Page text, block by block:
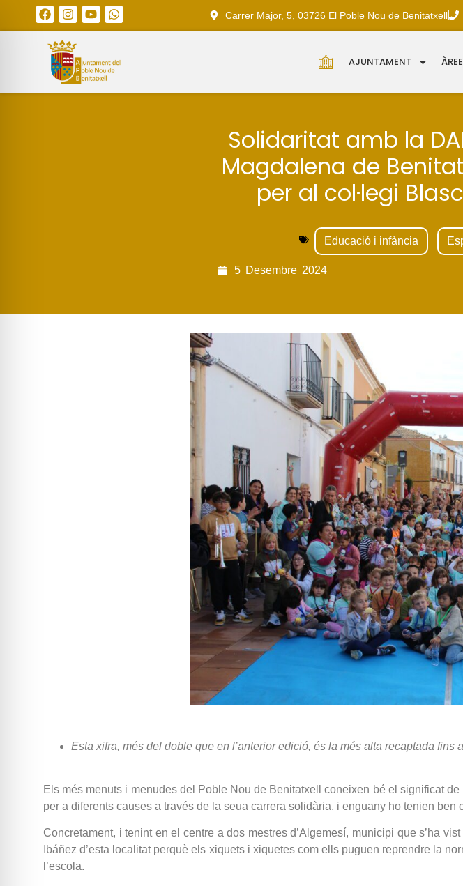
Carrer Major, 5, 03726 El Poble Nou de Benitatxell
AJUNTAMENT
Solidaritat amb la
Magdalena de
per al col·legi
Educació i infància
5 Desembre 2024
Esta xifra, més del doble que en l’anterior edició, és la més alta recaptada fins
Els més menuts i menudes del Poble Nou de Benitatxell coneixen bé el significat
per a diferents causes a través de la seua carrera solidària, i enguany ho tenien
Concretament, i tenint en el centre a dos mestres d’Algemesí, municipi que s’ha
Ibáñez d’esta localitat perquè els xiquets i xiquetes com ells puguen reprendre la
l’escola.